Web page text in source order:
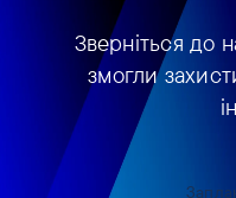
Зверніться до
змогли